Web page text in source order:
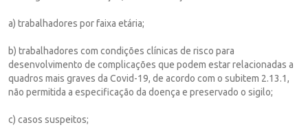
a) trabalhadores por faixa etária;
b) trabalhadores com condições clínicas de risco para
desenvolvimento de complicações que podem estar relacionadas a
quadros mais graves da Covid-19, de acordo com o subitem 2.13.1,
não permitida a especificação da doença e preservado o sigilo;
c) casos suspeitos;